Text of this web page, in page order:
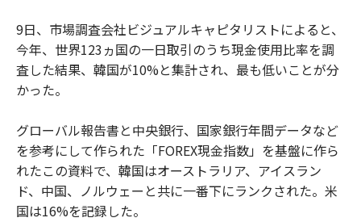
9日、市場調査会社ビジュアルキャピタリストによると、
今年、世界123ヵ国の一日取引のうち現金使用比率を調
査した結果、韓国が10%と集計され、最も低いことが分
かった。
グローバル報告書と中央銀行、国家銀行年間データなど
を参考にして作られた「FOREX現金指数」を基盤に作ら
れたこの資料で、韓国はオーストラリア、アイスラン
ド、中国、ノルウェーと共に一番下にランクされた。米
国は16%を記録した。